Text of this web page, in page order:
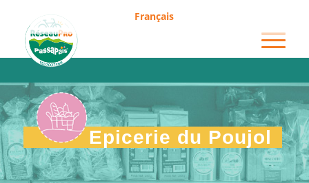
Français
Epicerie du Poujol